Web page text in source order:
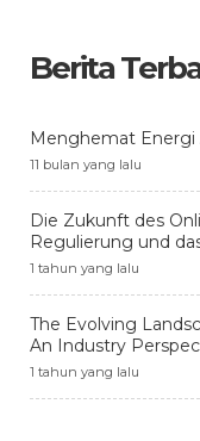
Berita
Menghemat Energi
11 bulan yang lalu
Die Zukunft des
Regulierung und
1 tahun yang lalu
The Evolving
An Industry
1 tahun yang lalu